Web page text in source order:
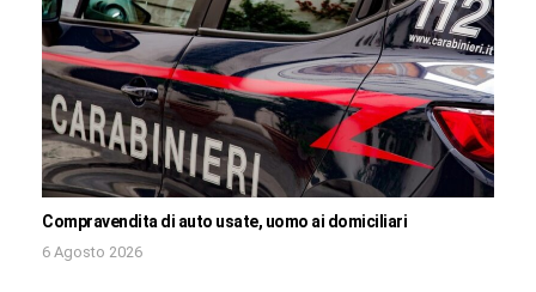
Compravendita di auto usate, uomo ai domiciliari
6 Agosto 2026